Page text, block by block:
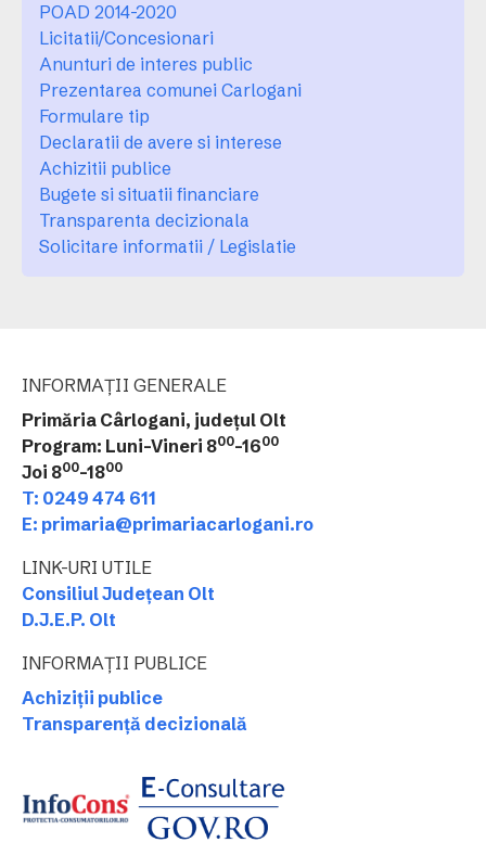
POAD 2014-2020
Licitatii/Concesionari
Anunturi de interes public
Prezentarea comunei Carlogani
Formulare tip
Declaratii de avere si interese
Achizitii publice
Bugete si situatii financiare
Transparenta decizionala
Solicitare informatii / Legislatie
INFORMAȚII GENERALE
Primăria Cârlogani, județul Olt
Program: Luni-Vineri 800-1600
Joi 800-1800
T: 0249 474 611
E: primaria@primariacarlogani.ro
LINK-URI UTILE
Consiliul Județean Olt
D.J.E.P. Olt
INFORMAȚII PUBLICE
Achiziții publice
Transparență decizională